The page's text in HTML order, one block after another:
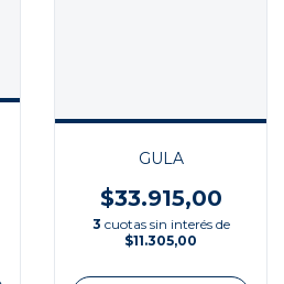
GULA
$33.915,00
3 cuotas sin interés de
$11.305,00